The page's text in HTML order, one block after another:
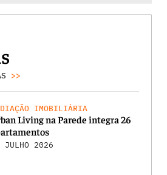
>>
IMOBILIÁRIA
Living na Parede integra 26
JULHO 2026